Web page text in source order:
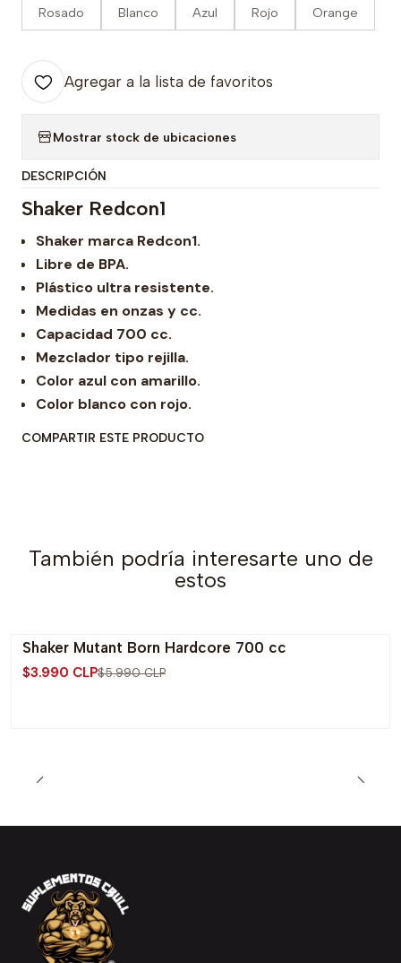
Rosado Blanco Azul Rojo Orange
Agregar a la lista de favoritos
Mostrar stock de ubicaciones
DESCRIPCIÓN
Shaker Redcon1
Shaker marca Redcon1.
Libre de BPA.
Plástico ultra resistente.
Medidas en onzas y cc.
Capacidad 700 cc.
Mezclador tipo rejilla.
Color azul con amarillo.
Color blanco con rojo.
COMPARTIR ESTE PRODUCTO
También podría interesarte uno de
estos
-33% OFF
Agotado
Shaker Mutant Born Hardcore 700 cc
$3.990 CLP$5.990 CLP